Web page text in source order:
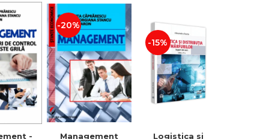
-
-20%
Management
-15%
Logistica si